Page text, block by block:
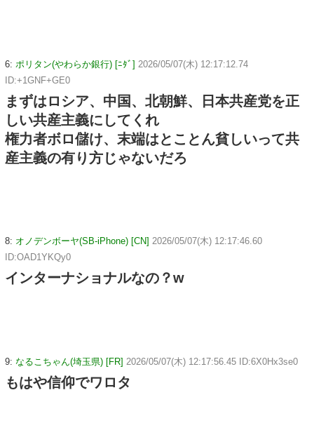
6: ポリタン(やわらか銀行) [ﾆﾀﾞ] 2026/05/07(木) 12:17:12.74
ID:+1GNF+GE0
まずはロシア、中国、北朝鮮、日本共産党を正
しい共産主義にしてくれ
権力者ボロ儲け、末端はとことん貧しいって共
産主義の有り方じゃないだろ
8: オノデンボーヤ(SB-iPhone) [CN] 2026/05/07(木) 12:17:46.60
ID:OAD1YKQy0
インターナショナルなの？w
9: なるこちゃん(埼玉県) [FR] 2026/05/07(木) 12:17:56.45 ID:6X0Hx3se0
もはや信仰でワロタ